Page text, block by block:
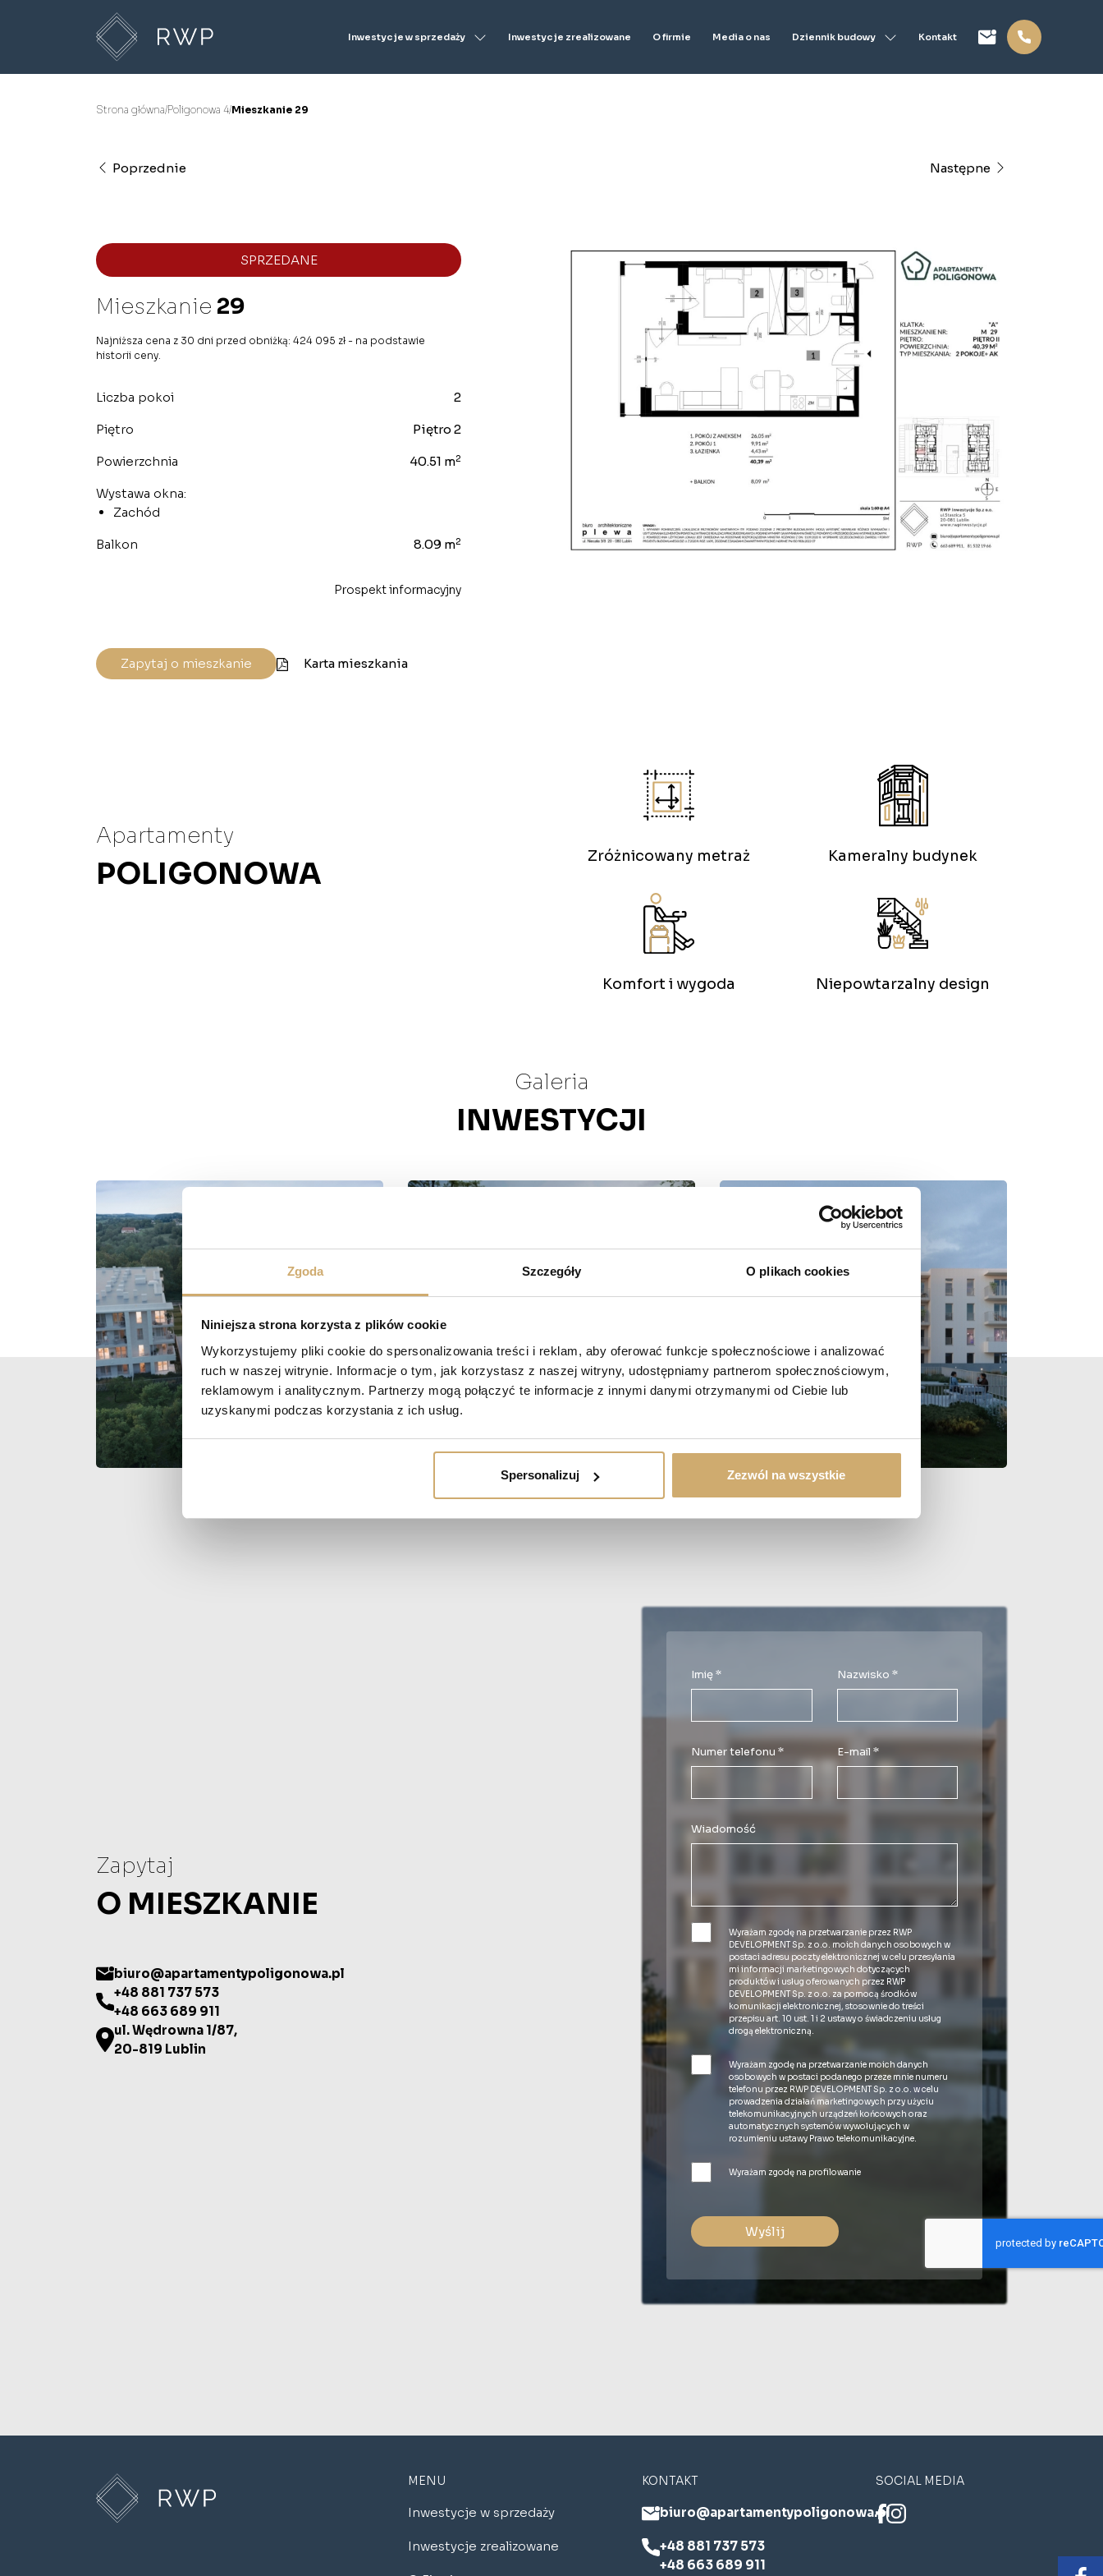
Zgoda Szczegóły O plikach cookies
Niniejsza strona korzysta z plików cookie
Wykorzystujemy pliki cookie do spersonalizowania treści i reklam, aby oferować funkcje społecznościowe i analizować
ruch w naszej witrynie. Informacje o tym, jak korzystasz z naszej witryny, udostępniamy partnerom społecznościowym,
reklamowym i analitycznym. Partnerzy mogą połączyć te informacje z innymi danymi otrzymanymi od Ciebie lub
uzyskanymi podczas korzystania z ich usług.
Spersonalizuj Zezwól na wszystkie
Inwestycje w sprzedaży Inwestycje zrealizowane O firmie Media o nas Dziennik budowy Kontakt
Strona główna/Poligonowa 4/Mieszkanie 29
Poprzednie Następne
SPRZEDANE
Mieszkanie 29
Najniższa cena z 30 dni przed obniżką: 424 095 zł - na podstawie
historii ceny.
Liczba pokoi 2
Piętro Piętro 2
Powierzchnia 40.51 m2
Wystawa okna:
Zachód
Balkon 8.09 m2
Prospekt informacyjny
Zapytaj o mieszkanie Karta mieszkania
Apartamenty
POLIGONOWA Zróżnicowany metraż Kameralny budynek
Komfort i wygoda Niepowtarzalny design
Galeria
INWESTYCJI
Zapytaj
O MIESZKANIE
biuro@apartamentypoligonowa.pl
+48 881 737 573
+48 663 689 911
ul. Wędrowna 1/87,
20-819 Lublin
Imię * Nazwisko *
Numer telefonu * E-mail *
Wiadomość
Wyrażam zgodę na przetwarzanie przez RWP
DEVELOPMENT Sp. z o.o. moich danych osobowych w
postaci adresu poczty elektronicznej w celu przesyłania
mi informacji marketingowych dotyczących
produktów i usług oferowanych przez RWP
DEVELOPMENT Sp. z o.o. za pomocą środków
komunikacji elektronicznej, stosownie do treści
przepisu art. 10 ust. 1 i 2 ustawy o świadczeniu usług
drogą elektroniczną.
Wyrażam zgodę na przetwarzanie moich danych
osobowych w postaci podanego przeze mnie numeru
telefonu przez RWP DEVELOPMENT Sp. z o.o. w celu
prowadzenia działań marketingowych przy użyciu
telekomunikacyjnych urządzeń końcowych oraz
automatycznych systemów wywołujących w
rozumieniu ustawy Prawo telekomunikacyjne.
Wyrażam zgodę na profilowanie
Wyślij
MENU
Inwestycje w sprzedaży
Inwestycje zrealizowane
KONTAKT
biuro@apartamentypoligonowa.pl
+48 881 737 573
+48 663 689 911
SOCIAL MEDIA